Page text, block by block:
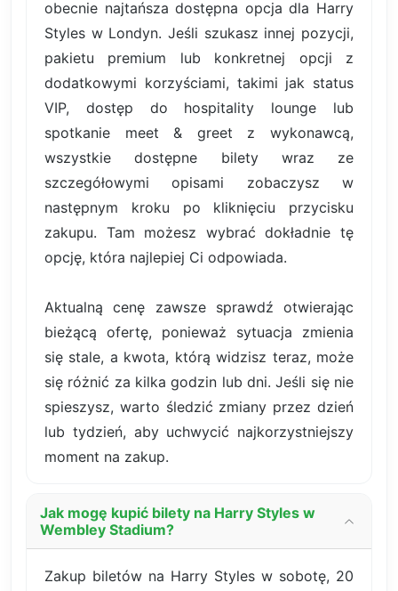
obecnie najtańsza dostępna opcja dla Harry
Styles w Londyn. Jeśli szukasz innej pozycji,
pakietu premium lub konkretnej opcji z
dodatkowymi korzyściami, takimi jak status
VIP, dostęp do hospitality lounge lub
spotkanie meet & greet z wykonawcą,
wszystkie dostępne bilety wraz ze
szczegółowymi opisami zobaczysz w
następnym kroku po kliknięciu przycisku
zakupu. Tam możesz wybrać dokładnie tę
opcję, która najlepiej Ci odpowiada.
Aktualną cenę zawsze sprawdź otwierając
bieżącą ofertę, ponieważ sytuacja zmienia
się stale, a kwota, którą widzisz teraz, może
się różnić za kilka godzin lub dni. Jeśli się nie
spieszysz, warto śledzić zmiany przez dzień
lub tydzień, aby uchwycić najkorzystniejszy
moment na zakup.
Jak mogę kupić bilety na Harry Styles w
Wembley Stadium?
Zakup biletów na Harry Styles w sobotę, 20